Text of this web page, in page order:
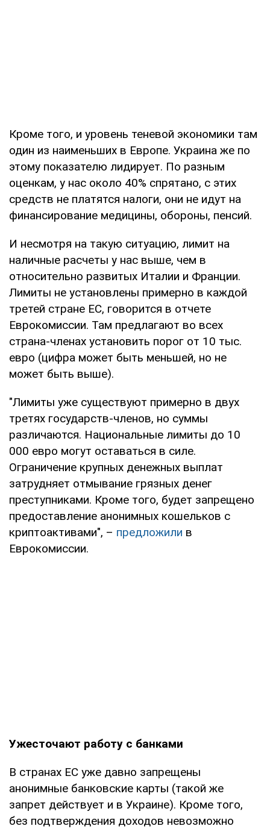
Кроме того, и уровень теневой экономики там
один из наименьших в Европе. Украина же по
этому показателю лидирует. По разным
оценкам, у нас около 40% спрятано, с этих
средств не платятся налоги, они не идут на
финансирование медицины, обороны, пенсий.
И несмотря на такую ситуацию, лимит на
наличные расчеты у нас выше, чем в
относительно развитых Италии и Франции.
Лимиты не установлены примерно в каждой
третей стране ЕС, говорится в отчете
Еврокомиссии. Там предлагают во всех
страна-членах установить порог от 10 тыс.
евро (цифра может быть меньшей, но не
может быть выше).
"Лимиты уже существуют примерно в двух
третях государств-членов, но суммы
различаются. Национальные лимиты до 10
000 евро могут оставаться в силе.
Ограничение крупных денежных выплат
затрудняет отмывание грязных денег
преступниками. Кроме того, будет запрещено
предоставление анонимных кошельков с
криптоактивами", – предложили в
Еврокомиссии.
Ужесточают работу с банками
В странах ЕС уже давно запрещены
анонимные банковские карты (такой же
запрет действует и в Украине). Кроме того,
без подтверждения доходов невозможно